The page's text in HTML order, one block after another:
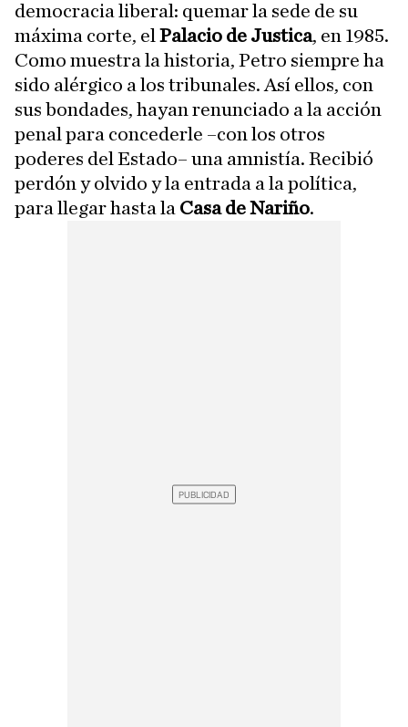
democracia liberal: quemar la sede de su
máxima corte, el Palacio de Justica, en 1985.
Como muestra la historia, Petro siempre ha
sido alérgico a los tribunales. Así ellos, con
sus bondades, hayan renunciado a la acción
penal para concederle –con los otros
poderes del Estado– una amnistía. Recibió
perdón y olvido y la entrada a la política,
para llegar hasta la Casa de Nariño.